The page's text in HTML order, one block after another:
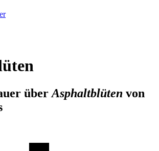
über Asphaltblüten von